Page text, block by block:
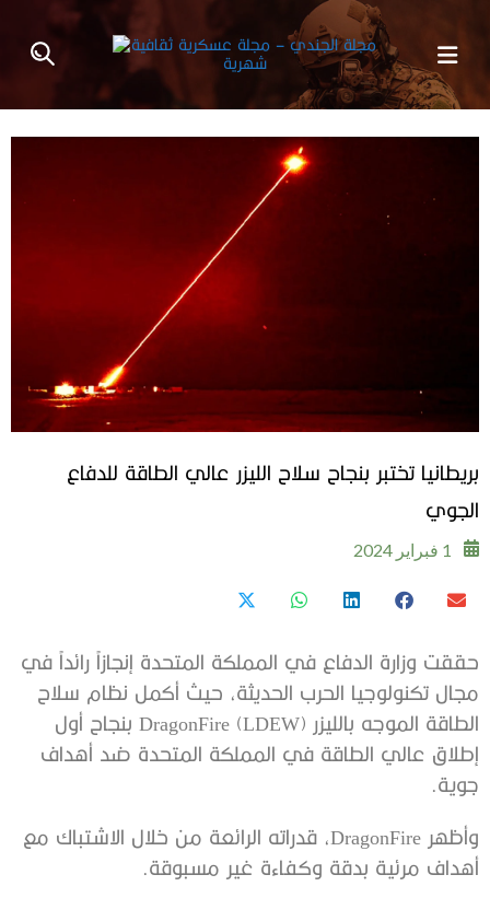
بريطانيا تختبر بنجاح سلاح الليزر عالي الطاقة للدفاع
الجوي
1 فبراير 2024
حققت وزارة الدفاع في المملكة المتحدة إنجازاً رائداً في
مجال تكنولوجيا الحرب الحديثة، حيث أكمل نظام سلاح
الطاقة الموجه بالليزر (LDEW) DragonFire بنجاح أول
إطلاق عالي الطاقة في المملكة المتحدة ضد أهداف
جوية.
وأظهر DragonFire، قدراته الرائعة من خلال الاشتباك مع
أهداف مرئية بدقة وكفاءة غير مسبوقة.